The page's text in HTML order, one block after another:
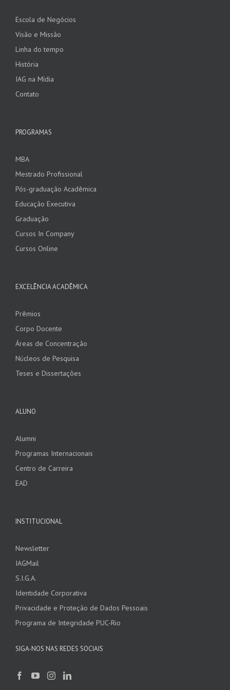
Escola de Negócios
Visão e Missão
Linha do tempo
História
IAG na Mídia
Contato
PROGRAMAS
MBA
Mestrado Profissional
Pós-graduação Acadêmica
Educação Executiva
Graduação
Cursos In Company
Cursos Online
EXCELÊNCIA ACADÊMICA
Prêmios
Corpo Docente
Áreas de Concentração
Núcleos de Pesquisa
Teses e Dissertações
ALUNO
Alumni
Programas Internacionais
Centro de Carreira
EAD
INSTITUCIONAL
Newsletter
IAGMail
S.I.G.A.
Identidade Corporativa
Privacidade e Proteção de Dados Pessoais
Programa de Integridade PUC-Rio
SIGA-NOS NAS REDES SOCIAIS